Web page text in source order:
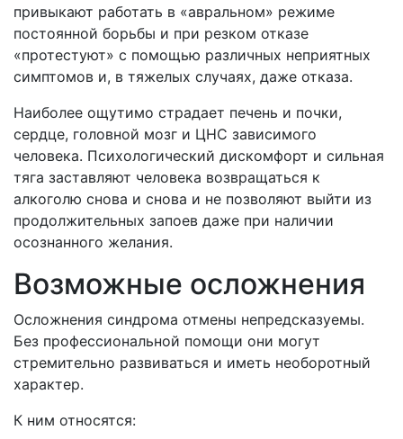
привыкают работать в «авральном» режиме
постоянной борьбы и при резком отказе
«протестуют» с помощью различных неприятных
симптомов и, в тяжелых случаях, даже отказа.
Наиболее ощутимо страдает печень и почки,
сердце, головной мозг и ЦНС зависимого
человека. Психологический дискомфорт и сильная
тяга заставляют человека возвращаться к
алкоголю снова и снова и не позволяют выйти из
продолжительных запоев даже при наличии
осознанного желания.
Возможные осложнения
Осложнения синдрома отмены непредсказуемы.
Без профессиональной помощи они могут
стремительно развиваться и иметь необоротный
характер.
К ним относятся: